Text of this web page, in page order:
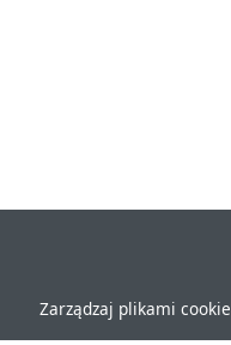
Zarządzaj plikami cookie